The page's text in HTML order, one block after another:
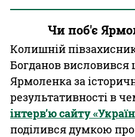
Чи поб'є
Колишній
Богданов висловився
Ярмоленка за
результативності в
інтерв’ю сайту
поділився думкою